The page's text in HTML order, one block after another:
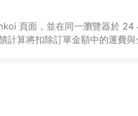
頁面，並在同一瀏覽器於
算將扣除訂單金額中的運費
v4.6.0 / iOS v4.1.5 以上才具